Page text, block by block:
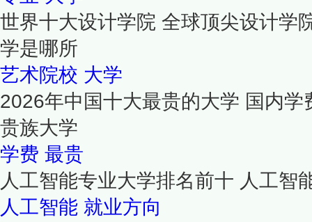
世界十大设计学院 全球顶尖设计学
学是哪所
艺术院校 大学
2026年中国十大最贵的大学 国内
贵族大学
学费 最贵
人工智能专业大学排名前十 人工智
人工智能 就业方向